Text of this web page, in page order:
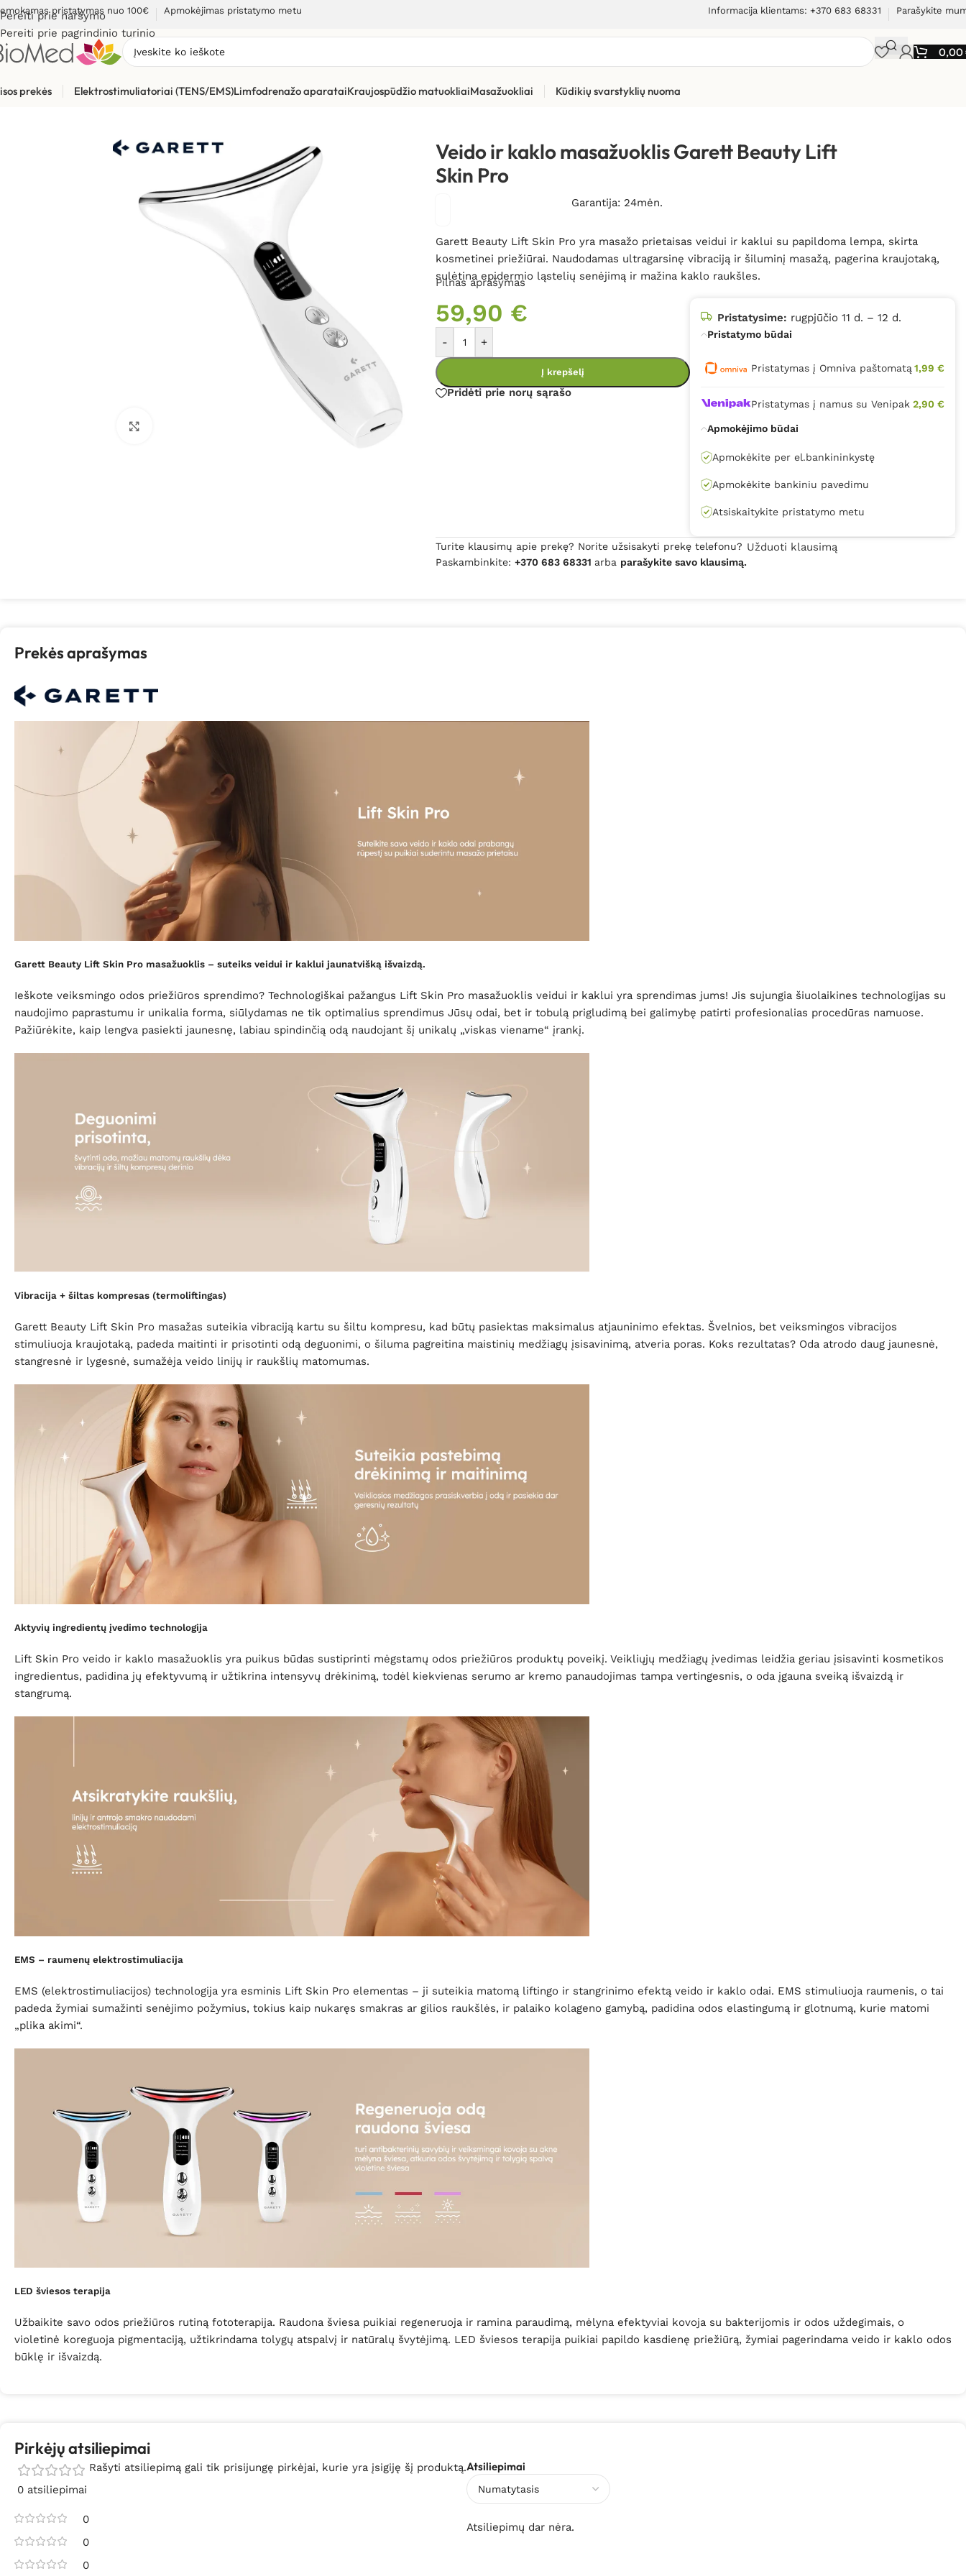
Pereiti prie naršymo
Pereiti prie pagrindinio turinio
pristatymas nuo 100€ Apmokėjimas pristatymo metu Informacija klientams: +370 683 68331 Parašykite
0,00
prekės Elektrostimuliatoriai (TENS/EMS)Limfodrenažo aparataiKraujospūdžio matuokliaiMasažuokliai Kūdikių svarstyklių nuoma
Grožio priežiūrai, odos problemoms Veido ir kaklo masažuoklis Garett Beauty Lift Skin Pro
Veido ir kaklo masažuoklis Garett Beauty Lift
Skin Pro
Garantija: 24mėn.
Garett Beauty Lift Skin Pro yra masažo prietaisas veidui ir kaklui su papildoma lempa, skirta
kosmetinei priežiūrai. Naudodamas ultragarsinę vibraciją ir šiluminį masažą, pagerina kraujotaką,
sulėtina epidermio ląstelių senėjimą ir mažina kaklo raukšles.
Pilnas aprašymas
59,90 €
- +
Į krepšelį
Pridėti prie norų sąrašo
Pristatysime: rugpjūčio 11 d. – 12 d.
Pristatymo būdai
Pristatymas į Omniva paštomatą 1,99 €
Pristatymas į namus su Venipak 2,90 €
Apmokėjimo būdai
Apmokėkite per el.bankininkystę
Apmokėkite bankiniu pavedimu
Atsiskaitykite pristatymo metu
Turite klausimų apie prekę? Norite užsisakyti prekę telefonu?
Paskambinkite:+370 683 68331 arba parašykite savo klausimą.
Užduoti klausimą
Prekės aprašymas
Garett Beauty Lift Skin Pro masažuoklis – suteiks veidui ir kaklui jaunatvišką išvaizdą.
Ieškote veiksmingo odos priežiūros sprendimo? Technologiškai pažangus Lift Skin Pro masažuoklis veidui ir kaklui yra sprendimas jums! Jis sujungia šiuolaikines technologijas su
naudojimo paprastumu ir unikalia forma, siūlydamas ne tik optimalius sprendimus Jūsų odai, bet ir tobulą prigludimą bei galimybę patirti profesionalias procedūras namuose.
Pažiūrėkite, kaip lengva pasiekti jaunesnę, labiau spindinčią odą naudojant šį unikalų „viskas viename“ įrankį.
Vibracija + šiltas kompresas (termoliftingas)
Garett Beauty Lift Skin Pro masažas suteikia vibraciją kartu su šiltu kompresu, kad būtų pasiektas maksimalus atjauninimo efektas. Švelnios, bet veiksmingos vibracijos
stimuliuoja kraujotaką, padeda maitinti ir prisotinti odą deguonimi, o šiluma pagreitina maistinių medžiagų įsisavinimą, atveria poras. Koks rezultatas? Oda atrodo daug jaunesnė,
stangresnė ir lygesnė, sumažėja veido linijų ir raukšlių matomumas.
Aktyvių ingredientų įvedimo technologija
Lift Skin Pro veido ir kaklo masažuoklis yra puikus būdas sustiprinti mėgstamų odos priežiūros produktų poveikį. Veikliųjų medžiagų įvedimas leidžia geriau įsisavinti kosmetikos
ingredientus, padidina jų efektyvumą ir užtikrina intensyvų drėkinimą, todėl kiekvienas serumo ar kremo panaudojimas tampa vertingesnis, o oda įgauna sveiką išvaizdą ir
stangrumą.
EMS – raumenų elektrostimuliacija
EMS (elektrostimuliacijos) technologija yra esminis Lift Skin Pro elementas – ji suteikia matomą liftingo ir stangrinimo efektą veido ir kaklo odai. EMS stimuliuoja raumenis, o tai
padeda žymiai sumažinti senėjimo požymius, tokius kaip nukaręs smakras ar gilios raukšlės, ir palaiko kolageno gamybą, padidina odos elastingumą ir glotnumą, kurie matomi
„plika akimi“.
LED šviesos terapija
Užbaikite savo odos priežiūros rutiną fototerapija. Raudona šviesa puikiai regeneruoja ir ramina paraudimą, mėlyna efektyviai kovoja su bakterijomis ir odos uždegimais, o
violetinė koreguoja pigmentaciją, užtikrindama tolygų atspalvį ir natūralų švytėjimą. LED šviesos terapija puikiai papildo kasdienę priežiūrą, žymiai pagerindama veido ir kaklo odos
būklę ir išvaizdą.
Pirkėjų atsiliepimai
0 atsiliepimai
0
0
0
Atsiliepimai
Atsiliepimų dar nėra.
Rašyti atsiliepimą gali tik prisijungę pirkėjai, kurie yra įsigiję šį produktą.